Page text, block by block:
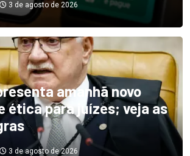
3 de agosto de 2026
amanhã novo
ética para juízes; veja as
3 de agosto de 2026